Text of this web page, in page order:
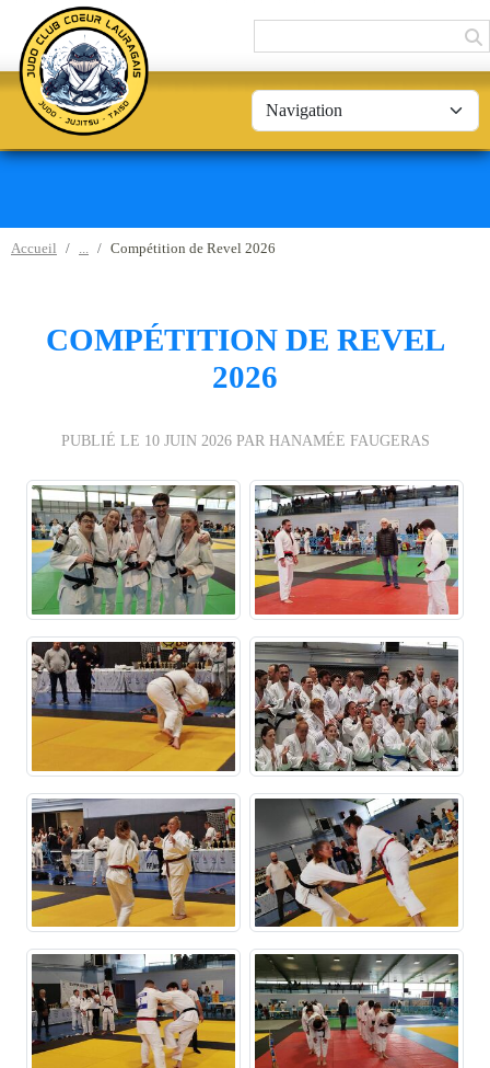
Accueil Compétition de Revel 2026
COMPÉTITION DE REVEL
2026
PUBLIÉ LE 10 JUIN 2026PAR HANAMÉE FAUGERAS
Panneau de gestion des cookies